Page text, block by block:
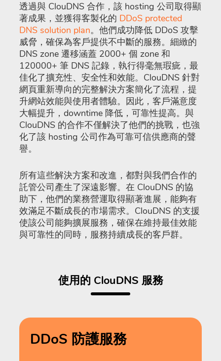
透過與 ClouDNS 合作，該 hosting 公司取得顯
著成果，並獲得客製化的 DDoS protected
DNS solution plan。他們成功降低 DDoS 攻擊
威脅，確保為客戶提供不中斷的服務。細緻的
DNS zone 遷移涵蓋 2000+ 個 zone 和
120000+ 筆 DNS 記錄，執行得毫無瑕疵，最
佳化了擴充性、安全性和效能。ClouDNS 針對
網頁重新導向的完整解決方案簡化了流程，提
升網站效能與使用者體驗。因此，客戶滿意度
大幅提升，downtime 降低，可靠性提高。與
ClouDNS 的合作不僅解決了他們的挑戰，也強
化了該 hosting 公司作為可靠可信供應商的聲
譽。
所有這些解決方案和改進，都對與我們合作的
託管公司產生了深遠影響。在 ClouDNS 的協
助下，他們的業務營運取得顯著進展，能夠有
效滿足不斷成長的市場需求。ClouDNS 的支援
使該公司能夠擴展服務，確保在維持最佳效能
與可靠性的同時，服務持續成長的客戶群。
使用的 ClouDNS 服務
DDoS 防護服務